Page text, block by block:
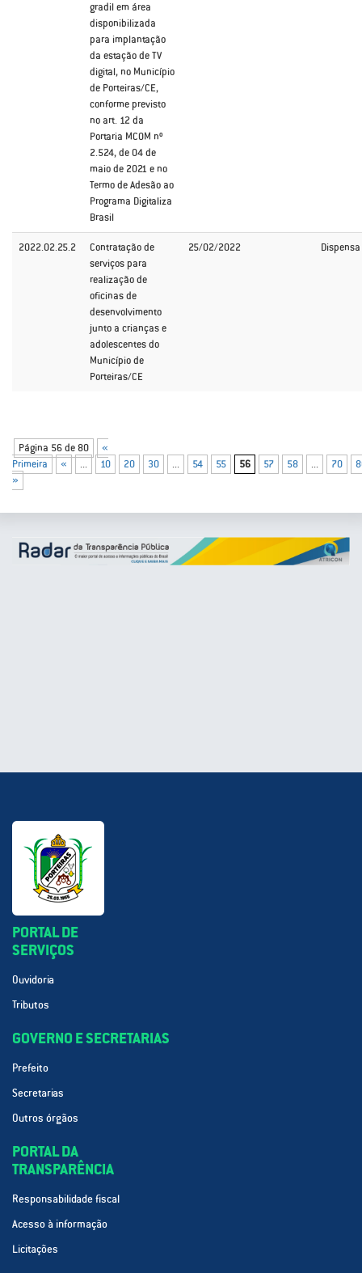
gradil em área
disponibilizada
para implantação
da estação de TV
digital, no Município
de Porteiras/CE,
conforme previsto
no art. 12 da
Portaria MCOM nº
2.524, de 04 de
maio de 2021 e no
Termo de Adesão ao
Programa Digitaliza
Brasil
2022.02.25.2
Contratação de
serviços para
realização de
oficinas de
desenvolvimento
junto a crianças e
adolescentes do
Município de
Porteiras/CE
25/02/2022 Dispensa
Página 56 de 80
«
Primeira
« ... 10 20 30 ... 54 55 56 57 58 ... 70
»
PORTAL DE
SERVIÇOS
Ouvidoria
Tributos
GOVERNO E SECRETARIAS
Prefeito
Secretarias
Outros órgãos
PORTAL DA
TRANSPARÊNCIA
Responsabilidade fiscal
Acesso à informação
Licitações